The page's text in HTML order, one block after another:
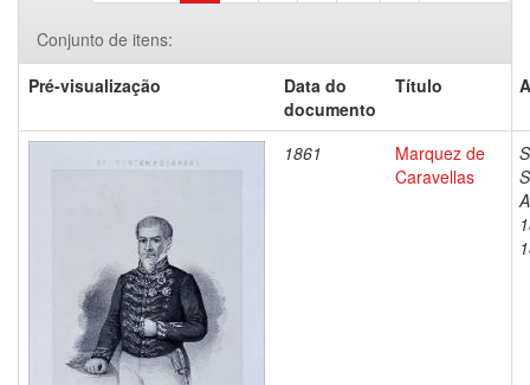
Conjunto de itens:
Pré-visualização
Data do
documento
Título
1861
Marquez de
Caravellas